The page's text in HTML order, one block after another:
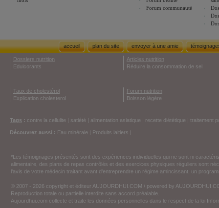
Forum communauté
accueil plan du site envoyer à une amie
Dossiers nutrition
Edulcorants
Articles nutrition
Réduire la consommation de sel
Taux de cholestérol
Explication cholesterol
Forum nutrition
Boisson légère
Tags : contre la cellulite | satiété | alimentation asiatique | recette diététique | traitement
Découvrez aussi : Eau minérale | Produits laitiers |
*Les témoignages présentés sont des expériences individuelles qui ne sont ni
alimentaire, des plans de repas contrôlés et des exercices physiques réguliers sont
l'avis de votre médecin traitant avant d'entreprendre un régime amincissant, un
© 2007 - 2026 copyright et éditeur AUJOURDHUI.COM / powered by
Reproduction totale ou partielle interdite sans accord préalable.
Aujourdhui.com collecte et traite les données personnelles dans le respect de la loi